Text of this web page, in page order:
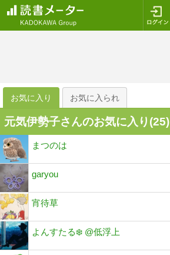
お気に入り お気に入られ
元気伊勢子さんのお気に入り(25)
まつのは
garyou
宵待草
よんすたる❄️ @低浮上